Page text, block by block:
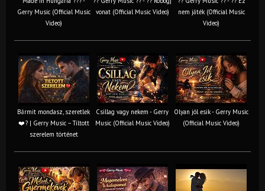
Gerry Music (Official Music
Video)
vonat (Official Music Video)
nem játék (Official Music
Video)
Bármit mondasz, szeretlek
❤️‍? | Gerry Music – Tiltott
szerelem történet
Csillag vagy nekem - Gerry
Music (Official Music Video)
Olyan jól esik - Gerry Music
(Official Music Video)